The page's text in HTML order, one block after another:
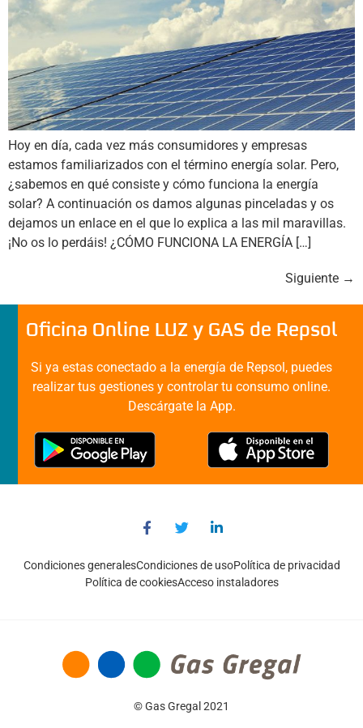
Hoy en día, cada vez más consumidores y empresas
estamos familiarizados con el término energía solar. Pero,
¿sabemos en qué consiste y cómo funciona la energía
solar? A continuación os damos algunas pinceladas y os
dejamos un enlace en el que lo explica a las mil maravillas.
¡No os lo perdáis! ¿CÓMO FUNCIONA LA ENERGÍA […]
Siguiente →
Oficina Online LUZ y GAS de Repsol
Si ya estas conectado a la energía de Repsol, puedes
realizar tus gestiones y controlar tu consumo online.
Descárgate la App.
Condiciones generalesCondiciones de usoPolítica de privacidad
Política de cookiesAcceso instaladores
© Gas Gregal 2021